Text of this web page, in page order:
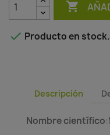

 Producto en stock.
Descripción
Nombre científico